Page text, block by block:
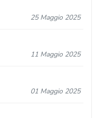
25 Maggio 2025
11 Maggio 2025
01 Maggio 2025